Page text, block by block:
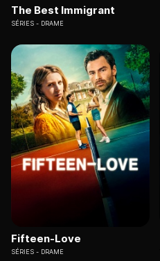
The Best Immigrant
SÉRIES DRAME
Fifteen-Love
SÉRIES DRAME